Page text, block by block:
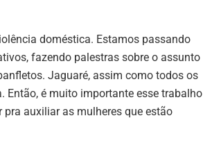
doméstica. Estamos passando
fazendo palestras sobre o assunto
Jaguaré, assim como todos os
é muito importante esse trabalho
auxiliar as mulheres que estão